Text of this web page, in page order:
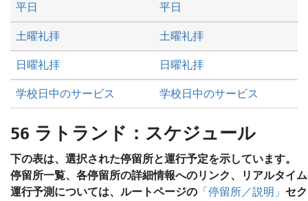
土曜礼拝 土曜礼拝
日曜礼拝 日曜礼拝
平日 平日
学校日中のサービス 学校日中のサービス
56 ラトランド：スケジュール
下の表は、選択された停留所と運行予定を示しています。
停留所一覧、各停留所の詳細情報へのリンク、リアルタイ
運行予測については、ルートページの 「停留所／説明」 セ